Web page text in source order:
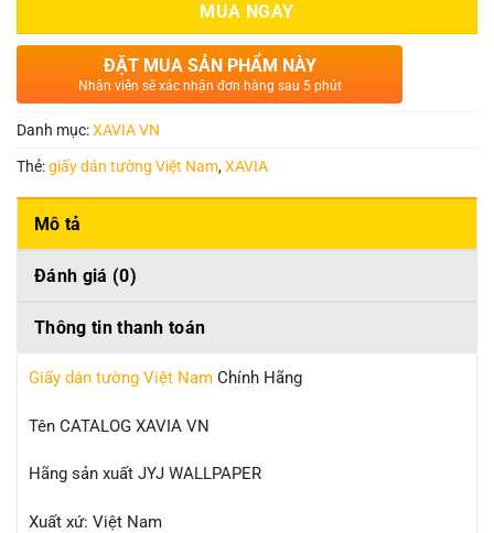
MUA NGAY
ĐẶT MUA SẢN PHẨM NÀY
Nhân viên sẽ xác nhận đơn hàng sau 5 phút
Danh mục:XAVIA VN
Thẻ:giấy dán tường Việt Nam,XAVIA
Mô tả
Đánh giá (0)
Thông tin thanh toán
Giấy dán tường Việt Nam Chính Hãng
Tên CATALOG XAVIA VN
Hãng sản xuất JYJ WALLPAPER
Xuất xứ: Việt Nam